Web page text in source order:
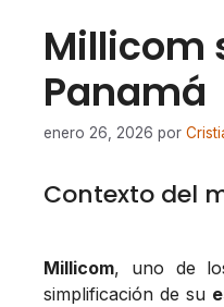
Millicom
Panamá
enero 26, 2026 por
Contexto del
Millicom, uno de
simplificación de su